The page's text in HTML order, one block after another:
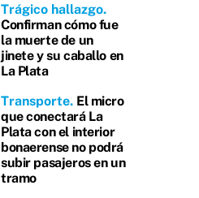
Trágico hallazgo
Confirman cómo fue
la muerte de un
jinete y su caballo en
La Plata
Transporte El micro
que conectará La
Plata con el interior
bonaerense no podrá
subir pasajeros en un
tramo